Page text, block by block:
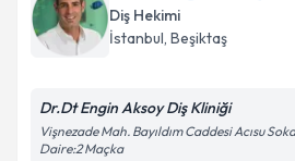
Diş Hekimi
İstanbul, Beşiktaş
Dr.Dt Engin Aksoy Diş Kliniği
Vişnezade Mah. Bayıldım Caddesi Acısu
Daire:2 Maçka